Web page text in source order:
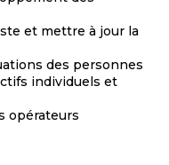
et mettre à jour la
des personnes
individuels et
opérateurs